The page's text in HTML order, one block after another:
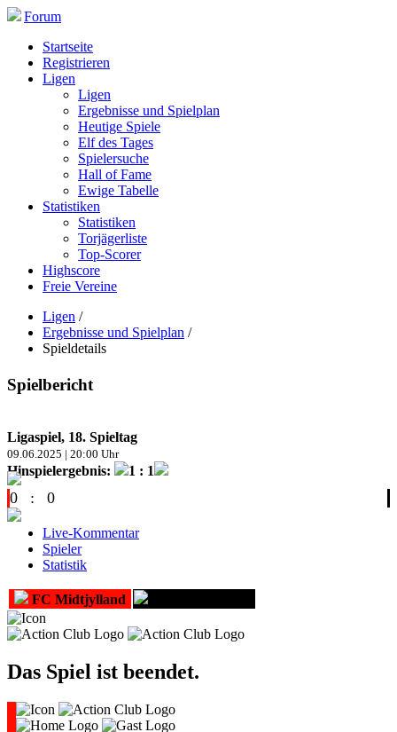
Forum
Startseite
Registrieren
Ligen
Ligen
Ergebnisse und Spielplan
Heutige Spiele
Elf des Tages
Spielersuche
Hall of Fame
Ewige Tabelle
Statistiken
Statistiken
Torjägerliste
Top-Scorer
Highscore
Freie Vereine
Ligen /
Ergebnisse und Spielplan /
Spieldetails
Spielbericht
Ligaspiel, 18. Spieltag
09.06.2025 | 20:00 Uhr
Hinspielergebnis: 1 : 1
0 : 0
Live-Kommentar
Spieler
Statistik
FC Midtjylland
Das Spiel ist beendet.